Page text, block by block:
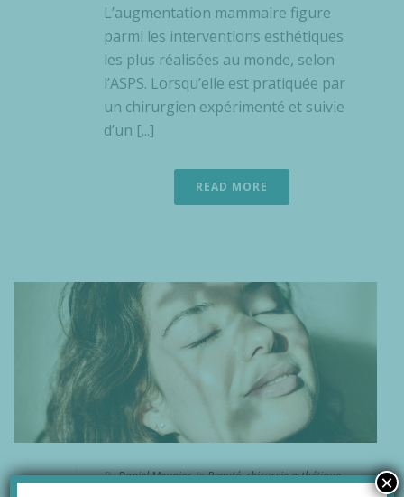
L’augmentation mammaire figure
parmi les interventions esthétiques
les plus réalisées au monde, selon
l’ASPS. Lorsqu’elle est pratiquée par
un chirurgien expérimenté et suivie
d’un [...]
READ MORE
ByDaniel Meunier InBeauté,chirurgie esthétique
×